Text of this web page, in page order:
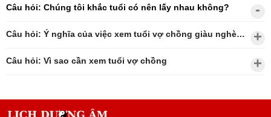
Câu hỏi: Chúng tôi khắc tuổi có nên lấy nhau không?
Câu hỏi: Ý nghĩa của việc xem tuổi vợ chồng giàu nghèo?
Câu hỏi: Vì sao cần xem tuổi vợ chồng